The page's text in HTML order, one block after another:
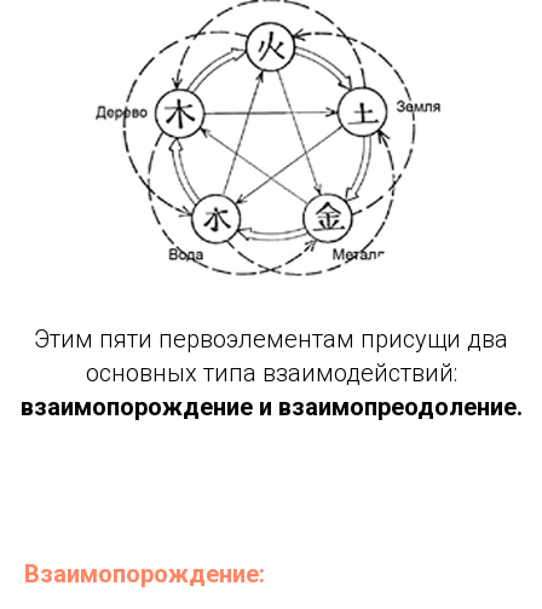
Этим пяти первоэлементам присущи два
основных типа взаимодействий:
взаимопорождение и взаимопреодоление.
Взаимопорождение: